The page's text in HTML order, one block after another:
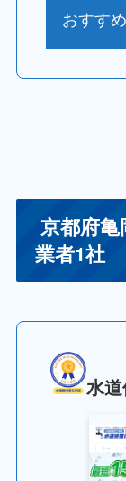
おすす
京都府
業者1社
水